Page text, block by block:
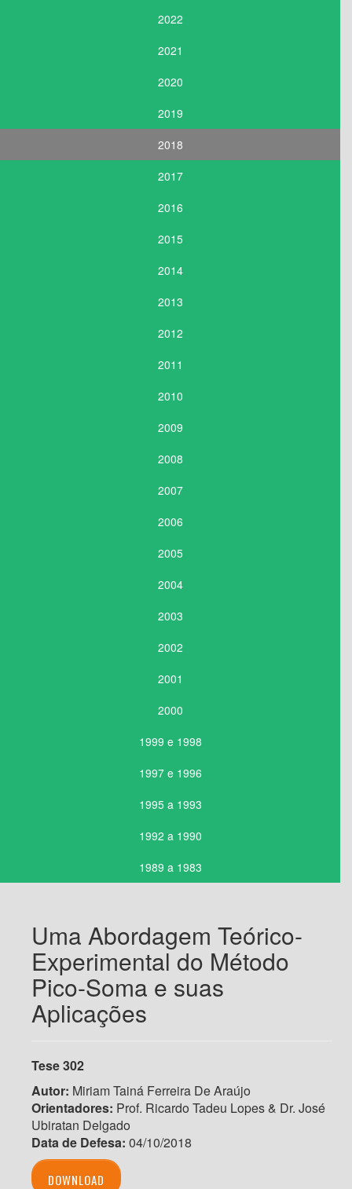
2022
2021
2020
2019
2018
2017
2016
2015
2014
2013
2012
2011
2010
2009
2008
2007
2006
2005
2004
2003
2002
2001
2000
1999 e 1998
1997 e 1996
1995 a 1993
1992 a 1990
1989 a 1983
Uma Abordagem Teórico-
Experimental do Método
Pico-Soma e suas
Aplicações
Tese 302
Autor: Miriam Tainá Ferreira De Araújo
Orientadores: Prof. Ricardo Tadeu Lopes & Dr. José
Ubiratan Delgado
Data de Defesa: 04/10/2018
DOWNLOAD